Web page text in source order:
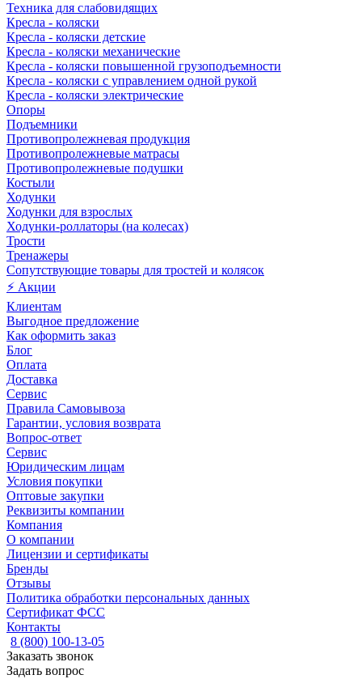
Техника для слабовидящих
Кресла - коляски
Кресла - коляски детские
Кресла - коляски механические
Кресла - коляски повышенной грузоподъемности
Кресла - коляски с управлением одной рукой
Кресла - коляски электрические
Опоры
Подъемники
Противопролежневая продукция
Противопролежневые матрасы
Противопролежневые подушки
Костыли
Ходунки
Ходунки для взрослых
Ходунки-роллаторы (на колесах)
Трости
Тренажеры
Сопутствующие товары для тростей и колясок
⚡ Акции
Клиентам
Выгодное предложение
Как оформить заказ
Блог
Оплата
Доставка
Сервис
Правила Самовывоза
Гарантии, условия возврата
Вопрос-ответ
Сервис
Юридическим лицам
Условия покупки
Оптовые закупки
Реквизиты компании
Компания
О компании
Лицензии и сертификаты
Бренды
Отзывы
Политика обработки персональных данных
Сертификат ФСС
Контакты
8 (800) 100-13-05
Заказать звонок
Задать вопрос